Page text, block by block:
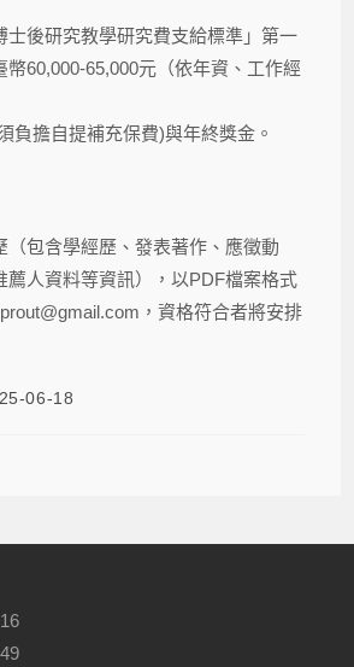
士後研究教學研究費支給標準」第一
幣60,000-65,000元（依年資、工作經
負擔自提補充保費)與年終獎金。
（包含學經歷、發表著作、應徵動
薦人資料等資訊），以PDF檔案格式
，資格符合者將安排
06-18